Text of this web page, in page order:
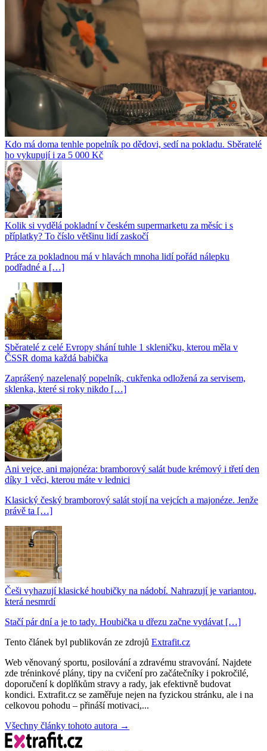
Kdo má doma tenhle popelník po dědovi, sedí na pokladu. Sběratelé
ho vykupují i za 5 000 Kč
Kolik si vydělá pokladní v českém supermarketu za měsíc i s
příplatky? To číslo většinu lidí zaskočí
Práce za pokladnou má v hlavách mnoha lidí pořád nálepku
podřadné a […]
Sběratelé z celé Evropy shání tuhle 1 skleničku, kterou měla v
ČSSR doma každá babička
Zaprášený nazelenalý popelník, cukřenka odložená za servisem,
sklenka, které si roky nikdo […]
Ani vejce, ani majonéza: bramborový salát bude krémový i třetí den
díky 1 věci, kterou máte v lednici
Klasický český bramborový salát stojí na vejcích a majonéze. Jenže
právě ta […]
Češi vyhazují klasické houbičky na nádobí. Nahrazují je variantou,
která nesmrdí
Stačí pár dní a je to tady. Houbička u dřezu začne vydávat […]
Tento článek byl publikován ze zdrojů Extrafit.cz
Web věnovaný sportu, posilování a zdravému stravování. Najdete
zde tréninkové plány, tipy na cvičení pro začátečníky i pokročilé,
doporučení k doplňkům stravy a rady, jak efektivně budovat
kondici. Extrafit.cz se zaměřuje nejen na fyzickou stránku, ale i na
celkovou pohodu – přináší motivaci,...
Všechny články tohoto autora →